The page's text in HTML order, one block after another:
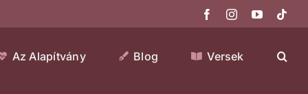
FacebookInstagram
YouTube
Az Alapítvány Blog Versek